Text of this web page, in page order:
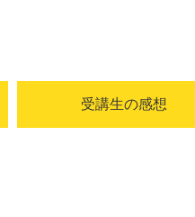
受講生の感想